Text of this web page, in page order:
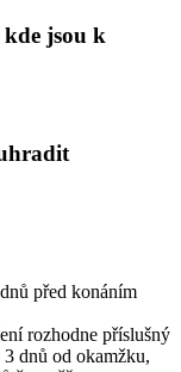
jsou k
před konáním
rozhodne příslušný
dnů od okamžku,